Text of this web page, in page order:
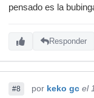
pensado es la
Responder
#8 por keko gc el